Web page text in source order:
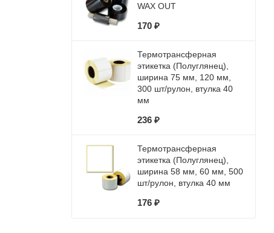
WAX OUT
170 ₽
Термотрансферная
этикетка (Полуглянец),
ширина 75 мм, 120 мм,
300 шт/рулон, втулка 40
мм
236 ₽
Термотрансферная
этикетка (Полуглянец),
ширина 58 мм, 60 мм, 500
шт/рулон, втулка 40 мм
176 ₽